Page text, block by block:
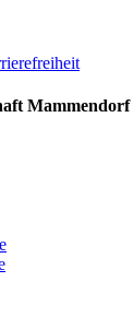
Mammendorf